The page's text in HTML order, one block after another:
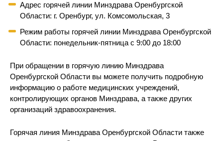
Адрес горячей линии Минздрава Оренбургской
Области: г. Оренбург, ул. Комсомольская, 3
Режим работы горячей линии Минздрава Оренбургской
Области: понедельник-пятница с 9:00 до 18:00
При обращении в горячую линию Минздрава
Оренбургской Области вы можете получить подробную
информацию о работе медицинских учреждений,
контролирующих органов Минздрава, а также других
организаций здравоохранения.
Горячая линия Минздрава Оренбургской Области также